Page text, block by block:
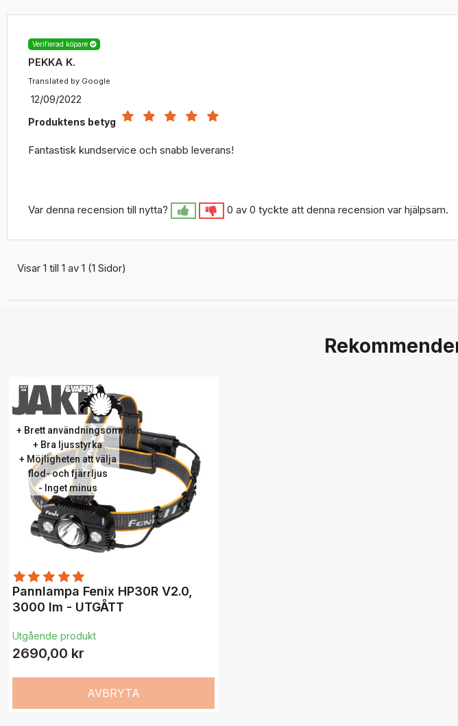
Verifierad köpare
PEKKA K.
Translated by Google
12/09/2022
Produktens betyg
Fantastisk kundservice och snabb leverans!
Var denna recension till nytta? 0 av 0 tyckte att denna recension var hjälpsam.
Visar 1 till 1 av 1 (1 Sidor)
+ Brett användningsområde
+ Bra ljusstyrka
+ Möjligheten att välja
flod- och fjärrljus
- Inget minus
Utgående produkt
Pannlampa Fenix HP30R V2.0,
3000 lm - UTGÅTT
2690,00 kr
AVBRYTA